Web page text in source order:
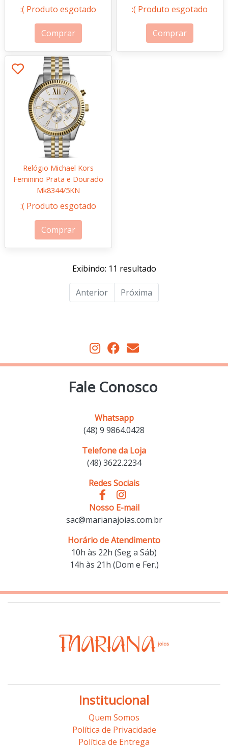
:( Produto esgotado
Comprar
:( Produto esgotado
Comprar
Relógio Michael Kors
Feminino Prata e Dourado
Mk8344/5KN
:( Produto esgotado
Comprar
Exibindo: 11 resultado
Anterior Próxima
Fale Conosco
Whatsapp
(48) 9 9864.0428
Telefone da Loja
(48) 3622.2234
Redes Sociais
Nosso E-mail
sac@marianajoias.com.br
Horário de Atendimento
10h às 22h (Seg a Sáb)
14h às 21h (Dom e Fer.)
Institucional
Quem Somos
Política de Privacidade
Política de Entrega